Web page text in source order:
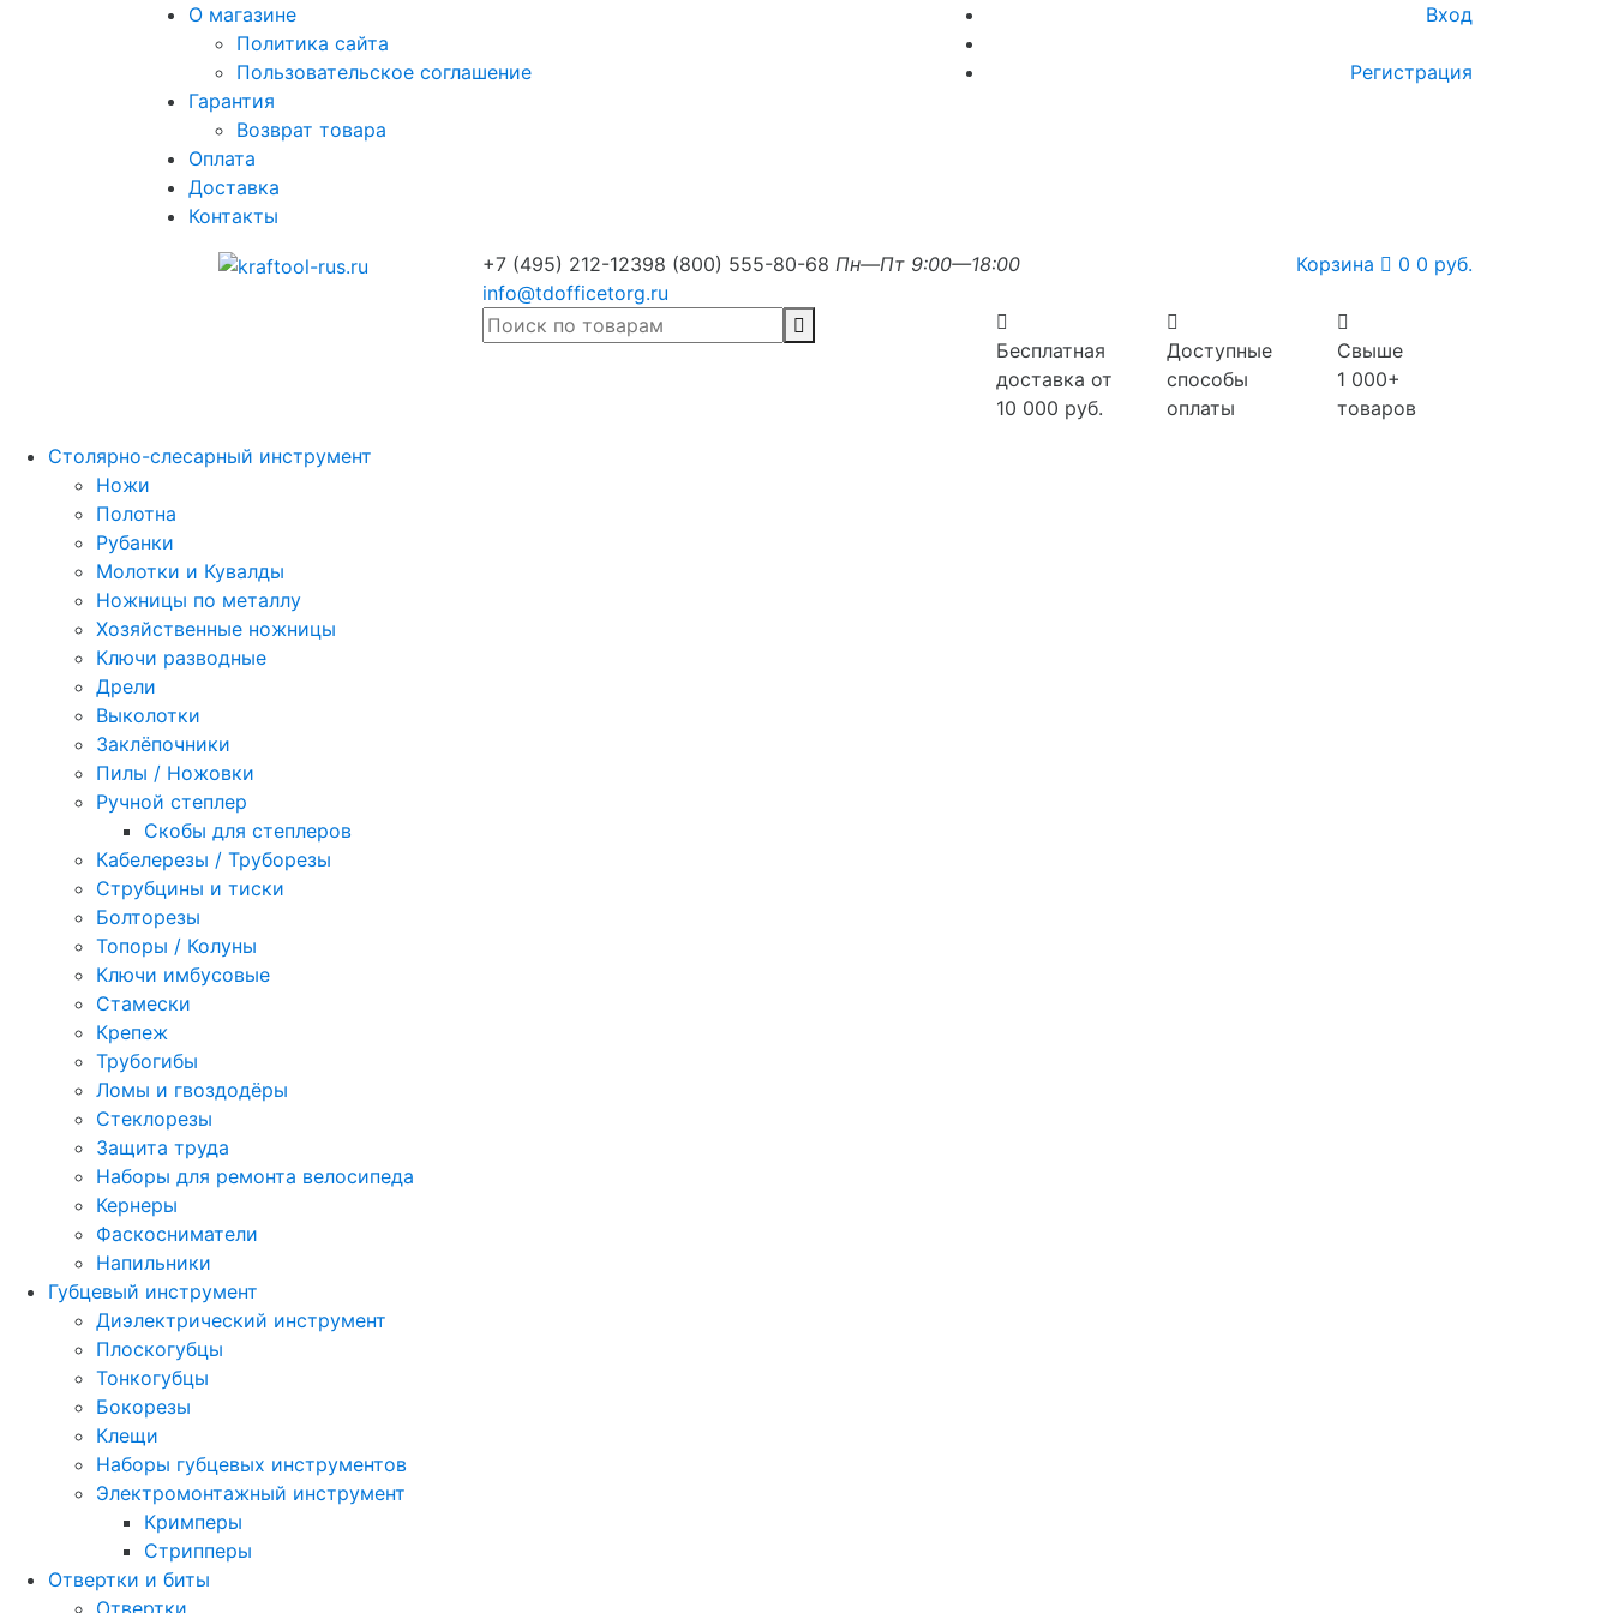
О магазине
Политика сайта
Пользовательское соглашение
Гарантия
Возврат товара
Оплата
Доставка
Контакты
Вход
Регистрация
+7 (495) 212-12398 (800) 555-80-68 Пн—Пт 9:00—18:00
info@tdofficetorg.ru
Корзина 0 0 руб.
Бесплатная
доставка от
10 000 руб.
Доступные
способы
оплаты
Свыше
1 000+
товаров
Столярно-слесарный инструмент
Ножи
Полотна
Рубанки
Молотки и Кувалды
Ножницы по металлу
Хозяйственные ножницы
Ключи разводные
Дрели
Выколотки
Заклёпочники
Пилы / Ножовки
Ручной степлер
Скобы для степлеров
Кабелерезы / Труборезы
Струбцины и тиски
Болторезы
Топоры / Колуны
Ключи имбусовые
Стамески
Крепеж
Трубогибы
Ломы и гвоздодёры
Стеклорезы
Защита труда
Наборы для ремонта велосипеда
Кернеры
Фаскосниматели
Напильники
Губцевый инструмент
Диэлектрический инструмент
Плоскогубцы
Тонкогубцы
Бокорезы
Клещи
Наборы губцевых инструментов
Электромонтажный инструмент
Кримперы
Стрипперы
Отвертки и биты
Отвертки